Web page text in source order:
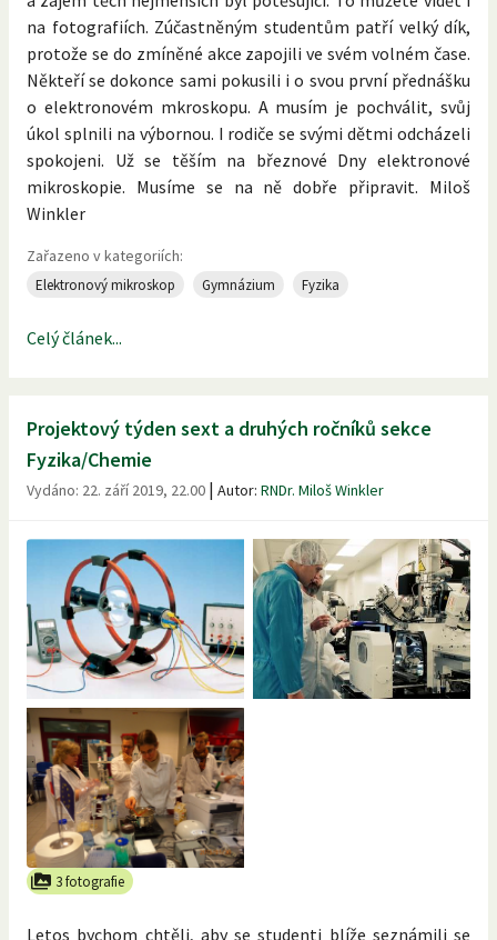
na fotografiích. Zúčastněným studentům patří velký dík,
protože se do zmíněné akce zapojili ve svém volném čase.
Někteří se dokonce sami pokusili i o svou první přednášku
o elektronovém mkroskopu. A musím je pochválit, svůj
úkol splnili na výbornou. I rodiče se svými dětmi odcházeli
spokojeni. Už se těším na březnové Dny elektronové
mikroskopie. Musíme se na ně dobře připravit. Miloš
Winkler
Zařazeno v kategoriích:
Elektronový mikroskop Gymnázium Fyzika
Celý článek...
Projektový týden sext a druhých ročníků sekce
Fyzika/Chemie
Vydáno: 22. září 2019, 22.00 | Autor: RNDr. Miloš Winkler
3 fotografie
Letos bychom chtěli, aby se studenti blíže seznámili se